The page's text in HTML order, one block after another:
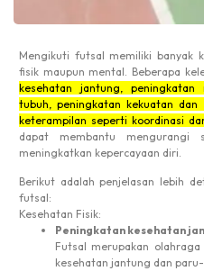
Mengikuti futsal memiliki banyak
fisik maupun mental. Beberapa
kesehatan jantung,
tubuh, peningkatan kekuatan
keterampilan seperti koordinasi
dapat membantu mengurangi
meningkatkan kepercayaan diri.
Berikut adalah penjelasan lebih
futsal:
Kesehatan Fisik:
Peningkatan kesehatan
Futsal merupakan
kesehatan jantung dan